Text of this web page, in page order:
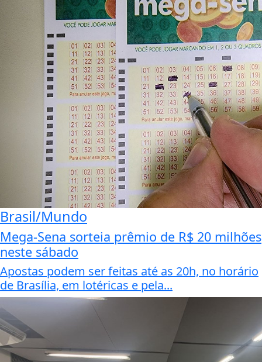
Brasil/Mundo
Mega-Sena sorteia prêmio de R$ 20 milhões
neste sábado
Apostas podem ser feitas até as 20h, no horário
de Brasília, em lotéricas e pela...